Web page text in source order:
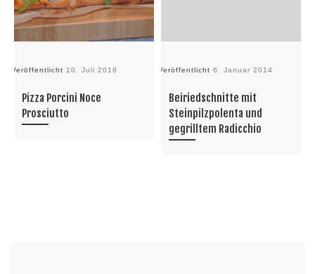
Veröffentlicht 10. Juli 2018
Pizza Porcini Noce
Prosciutto
Veröffentlicht 6. Januar 2014
Beiriedschnitte mit
Steinpilzpolenta und
gegrilltem Radicchio